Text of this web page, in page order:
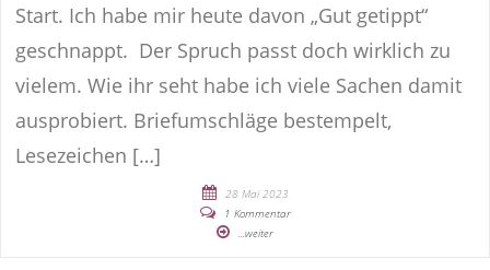
Start. Ich habe mir heute davon „Gut getippt“
geschnappt. Der Spruch passt doch wirklich zu
vielem. Wie ihr seht habe ich viele Sachen damit
ausprobiert. Briefumschläge bestempelt,
Lesezeichen […]
28 Mai 2023
1 Kommentar
...weiter